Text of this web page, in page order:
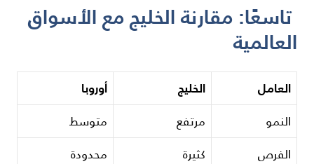
تاسعًا: مقارنة الخليج مع الأسواق
العالمية
العامل الخليج أوروبا
النمو مرتفع
متوسط
الفرص
كثيرة محدودة